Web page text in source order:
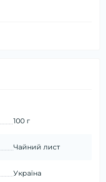
100 г
Чайний лист
Україна